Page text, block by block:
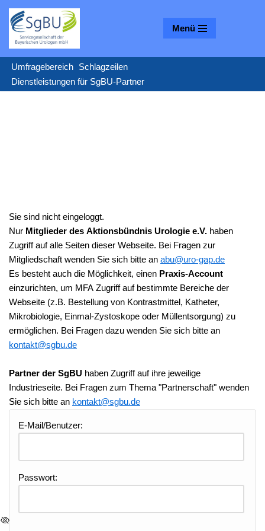
Zum
Inhalt
springen
Menü
Umfragebereich Schlagzeilen
Dienstleistungen für SgBU-Partner
Sie sind nicht eingeloggt.
Nur Mitglieder des Aktionsbündnis Urologie e.V. haben
Zugriff auf alle Seiten dieser Webseite. Bei Fragen zur
Mitgliedschaft wenden Sie sich bitte an ed.pag-oru@uba
Es besteht auch die Möglichkeit, einen Praxis-Account
einzurichten, um MFA Zugriff auf bestimmte Bereiche der
Webseite (z.B. Bestellung von Kontrastmittel, Katheter,
Mikrobiologie, Einmal-Zystoskope oder Müllentsorgung) zu
ermöglichen. Bei Fragen dazu wenden Sie sich bitte an
ed.ubgs@tkatnok
Partner der SgBU haben Zugriff auf ihre jeweilige
Industrieseite. Bei Fragen zum Thema "Partnerschaft" wenden
Sie sich bitte an ed.ubgs@tkatnok
E-Mail/Benutzer:
Passwort: